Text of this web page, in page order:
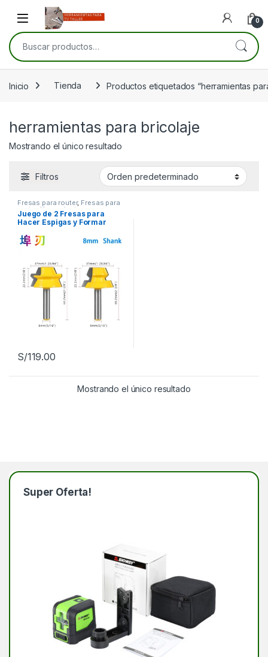
Skip to navigation
Skip to content
Open 0
Buscar por:
Inicio Tienda Productos etiquetados “herramientas
herramientas para bricolaje
Mostrando el único resultado
Filtros
Fresas para router, Fresas para
router Herramientas para
carpintería
Juego de 2 Fresas para
Hacer Espigas y Formar
Versatilidad
S/119.00
Mostrando el único resultado
Super Oferta!